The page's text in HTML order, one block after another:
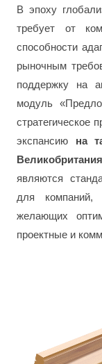
В эпоху
требует от
способности
рыночным
поддержку на
модуль
стратегическое
экспансию на
Великобритания
являются
для
желающих
проектные и